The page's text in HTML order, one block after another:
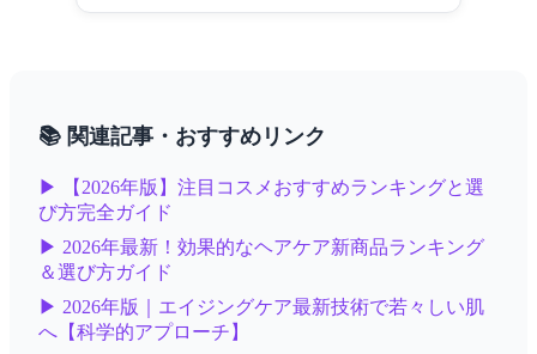
📚 関連記事・おすすめリンク
▶ 【2026年版】注目コスメおすすめランキングと選
び方完全ガイド
▶ 2026年最新！効果的なヘアケア新商品ランキング
＆選び方ガイド
▶ 2026年版｜エイジングケア最新技術で若々しい肌
へ【科学的アプローチ】